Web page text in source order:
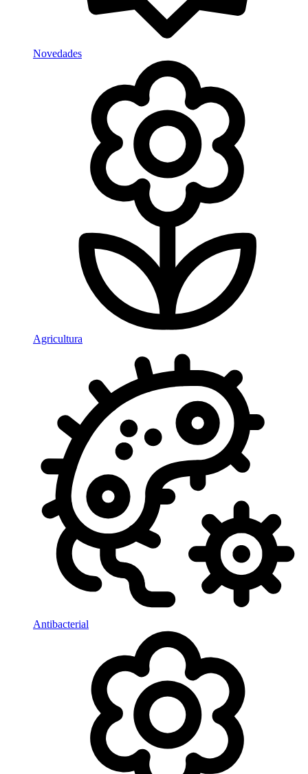
Novedades
Agricultura
Antibacterial